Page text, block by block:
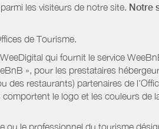
les visiteurs de notre site. Notre
de Tourisme.
qui fournit le service
», pour les prestataires
des restaurants) partenaires de
le logo et les couleurs de
ou le professionnel du tourisme